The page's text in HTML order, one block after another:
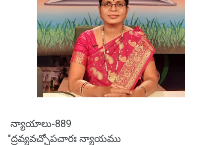
న్యాయాలు-889
"ద్రవ్యవచ్చోపచారః న్యాయము